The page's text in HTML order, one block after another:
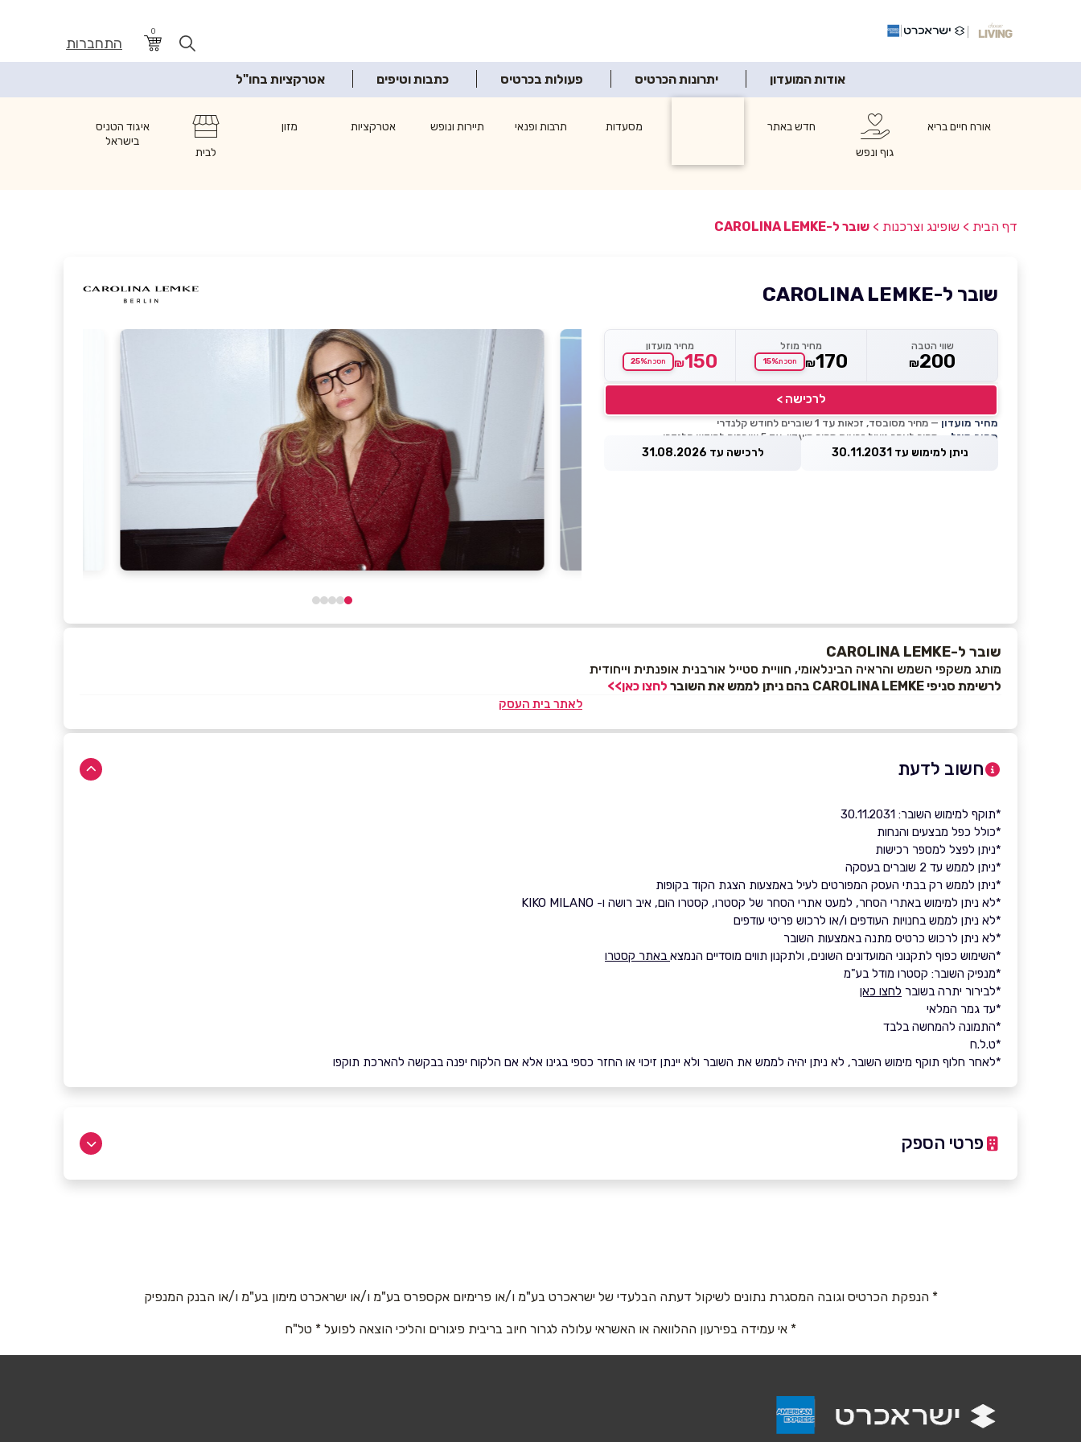
0
התחברות
אודות המועדון יתרונות הכרטיס פעולות בכרטיס כתבות וטיפים אטרקציות בחו"ל
אורח חיים בריא
גוף ונפש
חדש באתר מסעדות תרבות ופנאי תיירות ונופש אטרקציות
מזון
לבית
איגוד הטניס
בישראל
דף הבית > שופינג וצרכנות > שובר ל-CAROLINA LEMKE
שובר ל-CAROLINA LEMKE
שווי הטבה
₪200
מחיר מוזל
₪170 חסכת15%
מחיר מועדון
₪150 חסכת25%
לרכישה >
מחיר מועדון — מחיר מסובסד, זכאות עד 1 שוברים לחודש קלנדרי
מחיר מוזל — מחיר לאחר ניצול זכאות מחיר מועדון, עד 5 שוברים לחודש קלנדרי
ניתן למימוש עד 30.11.2031 לרכישה עד 31.08.2026
שובר ל-CAROLINA LEMKE
מותג משקפי השמש והראיה הבינלאומי, חוויית סטייל אורבנית אופנתית וייחודית
לרשימת סניפי CAROLINA LEMKE
בהם ניתן לממש את השובר לחצו כאן>>
לאתר בית העסק
חשוב לדעת
*תוקף למימוש השובר: 30.11.2031
*כולל כפל מבצעים והנחות
*ניתן לפצל למספר רכישות
*ניתן לממש עד 2 שוברים בעסקה
*ניתן לממש רק בבתי העסק המפורטים לעיל באמצעות הצגת הקוד בקופות
*לא ניתן למימוש באתרי הסחר, למעט אתרי הסחר של קסטרו, קסטרו הום, איב רושה ו- KIKO MILANO
*לא ניתן לממש בחנויות העודפים ו/או לרכוש פריטי עודפים
*לא ניתן לרכוש כרטיס מתנה באמצעות השובר
*השימוש כפוף לתקנוני המועדונים השונים, ולתקנון תווים מוסדיים הנמצא באתר קסטרו
*מנפיק השובר: קסטרו מודל בע"מ
*לבירור יתרה בשובר לחצו כאן
*עד גמר המלאי
*התמונה להמחשה בלבד
*ט.ל.ח
*לאחר חלוף תוקף מימוש השובר, לא ניתן יהיה לממש את השובר ולא יינתן זיכוי או החזר כספי בגינו אלא אם הלקוח יפנה בבקשה להארכת תוקפו
פרטי הספק
אימייל*
אנא חזרו אלי בקשר ל...
* הנפקת הכרטיס וגובה המסגרת נתונים לשיקול דעתה הבלעדי של ישראכרט בע"מ ו/או פרימיום אקספרס בע"מ ו/או ישראכרט מימון בע"מ ו/או הבנק המנפיק
* אי עמידה בפירעון ההלוואה או האשראי עלולה לגרור חיוב בריבית פיגורים והליכי הוצאה לפועל * טל"ח